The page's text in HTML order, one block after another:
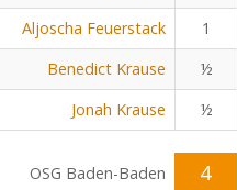
Aljoscha Feuerstack 1
Benedict Krause ½
Jonah Krause ½
OSG Baden-Baden 4